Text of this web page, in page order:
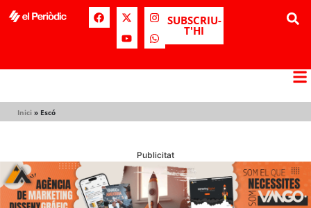
SUBSCRIU-
T'HI
Inici » Escó
Publicitat